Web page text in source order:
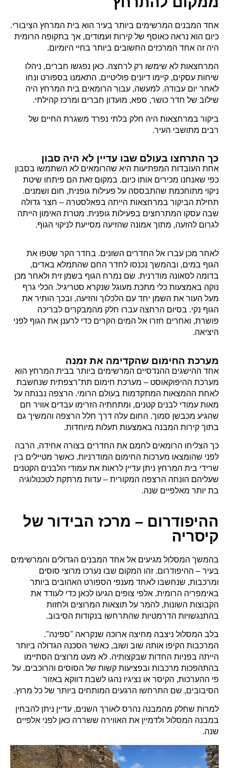
אחד המבנים המרשימים ביותר בעיר הוא בית המרחץ הציבורי.
כיום הוא נראה כאוסף של קירות ועמודים, אך בתקופה הרומית
היה זה אחד המרכזים החשובים ביותר בחיי היומיום.
המרחצאות לא שימשו רק לרחצה. כאן נפגשו חברים, ניהלו
שיחות עסקים, קיימו דיונים פוליטיים, התאמנו בספורט ונחו
לאחר יום עבודה. למעשה, עבור הרומאים בית המרחץ היה
שילוב של חדר כושר, ספא, מועדון חברים ומרכז קהילתי.
ביקור במרחצאות היה חלק בלתי נפרד משגרת החיים של
רבים מתושבי העיר.
כך התרחצו בעולם שבו עדיין לא היה סבון
אחת העובדות המפתיעות היא שהרומאים לא השתמשו בסבון
כפי שאנחנו מכירים אותו כיום. במקום זאת הם פיתחו שיטת
ניקוי מתוחכמת שהתבססה על פעילות גופנית, חום ושמנים.
תחילת הביקור במרחצאות הייתה בפאלסטרה – חצר גדולה
שבה עסקו המתרחצים בפעילות גופנית. מטרת האימון הייתה
לגרום להזעה, מתוך אמונה שהזיעה מסייעת לניקוי הגוף.
לאחר מכן עברו אל החדרים השונים. בחדר הקר שטפו את
הגוף במים, ובהמשך נכנסו לחדר החם שהתמלא באדים,
בדומה לסאונה מודרנית. שם נמרח הגוף בשמן זית ולאחר מכן
נוקה באמצעות כלי מתכת מעוגל שנקרא סטריגיל. הכלי גרף
מעל העור את השמן יחד עם הלכלוך והזיעה, ובכך הותיר את
הגוף נקי. בסיום הרחצה עברו חלק מהמבקרים לבריכה
פושרת, ואחרים חזרו אל המים הקרים כדי לרענן את הגוף לפני
היציאה.
מערכת החימום שהקדימה את זמנה
אחד ההישגים ההנדסיים המרשימים ביותר בבית המרחץ הוא
מערכת ההיפוקאוסט – מערכת חימום תת־רצפתית שנחשבת
לאחת ההמצאות המתקדמות בעולם הרומי. הרצפה נבנתה על
מאות עמודי לבנים קטנים, ומתחתיה הזרימו עבדים אוויר חם
שהגיע מכבשן סמוך. החום עלה דרך חלל הרצפה והמשיך גם
בתוך קירות המבנה באמצעות תעלות מיוחדות.
כך הצליחו הרומאים לחמם את החדרים בצורה אחידה, הרבה
לפני שהומצאו מערכות החימום המודרניות. כאשר מטיילים בין
שרידי בית המרחץ ניתן עדיין לראות את עמודי הלבנים הקטנים
שעליהם הונחה הרצפה המקורית – עדות מרתקת לטכנולוגיה
בת יותר מאלפיים שנה.
ההיפודרום – מרכז הבידור של
קיסריה
בהמשך המסלול מגיעים אל אחד המבנים הגדולים והמרשימים
בעיר – ההיפודרום. זהו המקום שבו נערכו מרוצי סוסים
ומרכבות, שנחשבו לאחד מענפי הספורט האהובים ביותר
באימפריה הרומית. אלפי צופים הגיעו לכאן כדי לעודד את
הקבוצות השונות, להמר על תוצאות המרוצים ולחזות
בהתנגשויות הדרמטיות שהתרחשו בנקודות הסיבוב.
בלב המסלול ניצבה מחיצה ארוכה שנקראה "ספינה".
המרכבות הקיפו אותה שוב ושוב, כאשר הסכנה הגדולה ביותר
הייתה בפניות החדות שבקצותיה. לא מעט מרוצים הסתיימו
בהתהפכות מרכבות ובפציעות קשות של הסוסים והרוכבים. על
פי ההערכות, הקיסר או נציגיו נהגו לשבת דווקא באזור
הסיבובים, שם התרחשו הרגעים המותחים ביותר של כל מרוץ.
למרות שחלק מהמבנה נהרס לאורך השנים, עדיין ניתן להבחין
במבנה המסלול ולדמיין את האווירה ששררה כאן לפני אלפיים
שנה.